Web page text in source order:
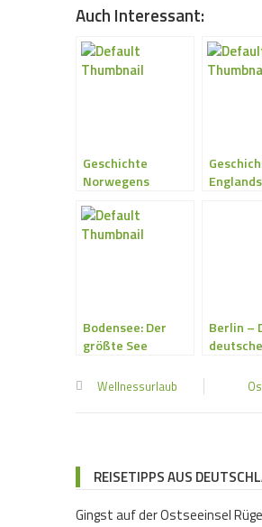
Auch Interessant:
Geschichte
Norwegens
Englands
Bodensee: Der
größte See
Berlin –
deutsche
Wellnessurlaub
REISETIPPS AUS
Gingst auf der Ostseeinsel